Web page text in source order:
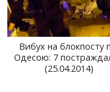
"WINTER ON FIRE"
ПОСЛУГИ
Вибух на блокпосту
Одесою: 7
(25.04.2014)